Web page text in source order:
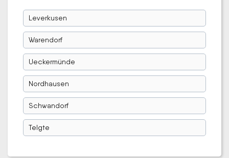
Leverkusen
Warendorf
Ueckermünde
Nordhausen
Schwandorf
Telgte